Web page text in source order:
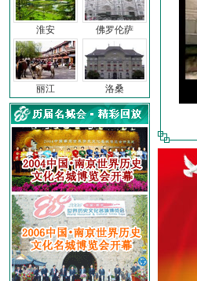
淮安
丽江
佛罗伦萨
洛桑